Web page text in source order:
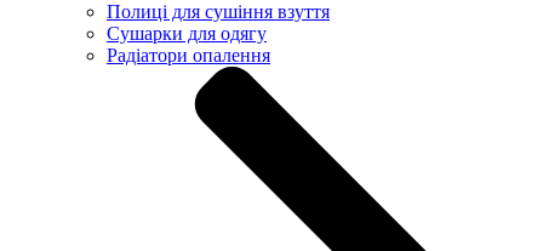
Полиці для сушіння взуття
Сушарки для одягу
Радіатори опалення